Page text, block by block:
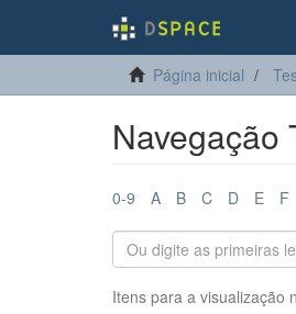
Página inicial
Navegação
0-9 A B C D E F
Itens para a visualização